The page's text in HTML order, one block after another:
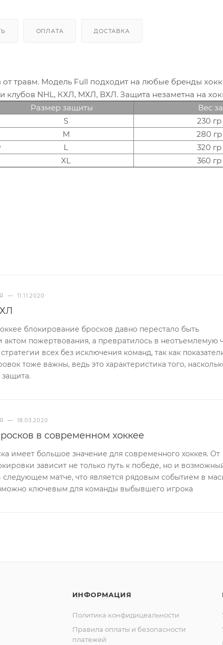
ОПЛАТА ДОСТАВКА
от травм. Модель Full подходит на любые бренды
NHL, КХЛ, МХЛ, ВХЛ. Защита незаметна на
Размер защиты
Вес
S
230 гр
M
280 гр
L
320 гр
XL 360 гр
— 11.11.2020
блокирование бросков давно перестало быть
пожертвования, а превратилось в неотъемлемую
всех без исключения команд, так как
тоже важны, ведь это характеристика того,
— 18.03.2020
в современном хоккее
имеет большое значение для современного хоккея. От
зависит не только путь к победе, но и
следующем матче, что является рядовым событием в
ключевым для команды выбывшего игрока
ИНФОРМАЦИЯ
Политика конфидицеальности
Правила оплаты и безопасности
платежей